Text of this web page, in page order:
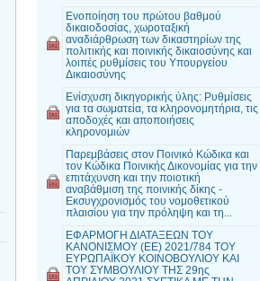
Ενοποίηση του πρώτου βαθμού
δικαιοδοσίας, χωροταξική
αναδιάρθρωση των δικαστηρίων της
πολιτικής και ποινικής δικαιοσύνης και
λοιπές ρυθμίσεις του Υπουργείου
Δικαιοσύνης
Ενίσχυση δικηγορικής ύλης: Ρυθμίσεις
για τα σωματεία, τα κληρονομητήρια, τις
αποδοχές και αποποιήσεις
κληρονομιών
Παρεμβάσεις στον Ποινικό Κώδικα και
τον Κώδικα Ποινικής Δικονομίας για την
επιτάχυνση και την ποιοτική
αναβάθμιση της ποινικής δίκης -
Εκσυγχρονισμός του νομοθετικού
πλαισίου για την πρόληψη και τη...
ΕΦΑΡΜΟΓΗ ΔΙΑΤΑΞΕΩΝ ΤΟΥ
ΚΑΝΟΝΙΣΜΟΥ (ΕΕ) 2021/784 ΤΟΥ
ΕΥΡΩΠΑΪΚΟΥ ΚΟΙΝΟΒΟΥΛΙΟΥ ΚΑΙ
ΤΟΥ ΣΥΜΒΟΥΛΙΟΥ ΤΗΣ 29ης